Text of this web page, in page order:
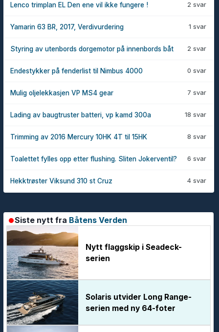
2 svar
Lenco trimplan EL Den ene vil ikke fungere !
1 svar
Yamarin 63 BR, 2017, Verdivurdering
2 svar
Styring av utenbords dorgemotor på innenbords båt
0 svar
Endestykker på fenderlist til Nimbus 4000
7 svar
Mulig oljelekkasjen VP MS4 gear
18 svar
Lading av baugtruster batteri, vp kamd 300a
8 svar
Trimming av 2016 Mercury 10HK 4T til 15HK
6 svar
Toalettet fylles opp etter flushing. Sliten Jokerventil?
4 svar
Hekktrøster Viksund 310 st Cruz
Siste nytt fra Båtens Verden
Nytt flaggskip i Seadeck-
serien
Solaris utvider Long Range-
serien med ny 64-foter